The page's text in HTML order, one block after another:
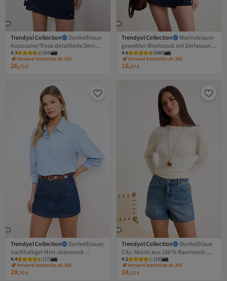
Trendyol Collection
Dunkelblaue
Accessoire/Trock-detaillierte Denim-
Shorts aus 100 % Baumwolle
TWOSS26SR00014
4.3 (54)
Versand kostenlos ab 35€
26,73€
Trendyol Collection
Marineblauer
gewebter Shortsrock mit Einfassung
und Ösendetails TWOAW21SR0038
4.6 (586)
Versand kostenlos ab 35€
18,87€
Trendyol Collection
Dunkelblauer,
nachhaltiger Mini-Jeansrock
TWOSS23SR00190
4.4 (17)
Versand kostenlos ab 35€
28,50€
Trendyol Collection
Dunkelblaue
City-Shorts aus 100 % Baumwoll-
Denim mit hoher Taille
TWOSS26SR00050
4.2 (16)
Versand kostenlos ab 35€
24,53€